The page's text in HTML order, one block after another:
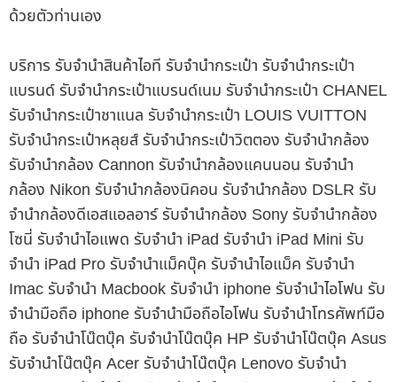
ด้วยตัวท่านเอง
บริการ รับจำนำสินค้าไอที รับจำนำกระเป๋า รับจำนำกระเป๋า
แบรนด์ รับจำนำกระเป๋าแบรนด์เนม รับจำนำกระเป๋า CHANEL
รับจำนำกระเป๋าชาแนล รับจำนำกระเป๋า LOUIS VUITTON
รับจำนำกระเป๋าหลุยส์ รับจำนำกระเป๋าวิตตอง รับจำนำกล้อง
รับจำนำกล้อง Cannon รับจำนำกล้องแคนนอน รับจำนำ
กล้อง Nikon รับจำนำกล้องนิคอน รับจำนำกล้อง DSLR รับ
จำนำกล้องดีเอสแอลอาร์ รับจำนำกล้อง Sony รับจำนำกล้อง
โซนี่ รับจำนำไอแพด รับจำนำ iPad รับจำนำ iPad Mini รับ
จำนำ iPad Pro รับจำนำแม็คบุ๊ค รับจำนำไอแม็ค รับจำนำ
Imac รับจำนำ Macbook รับจำนำ iphone รับจำนำไอโฟน รับ
จำนำมือถือ iphone รับจำนำมือถือไอโฟน รับจำนำโทรศัพท์มือ
ถือ รับจำนำโน๊ตบุ๊ค รับจำนำโน๊ตบุ๊ค HP รับจำนำโน๊ตบุ๊ค Asus
รับจำนำโน๊ตบุ๊ค Acer รับจำนำโน๊ตบุ๊ค Lenovo รับจำนำ